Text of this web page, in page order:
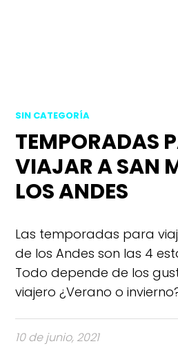
SIN CATEGORÍA
TEMPORADAS
VIAJAR A SAN
LOS ANDES
Las temporadas para
de los Andes son las 4
Todo depende de los
viajero ¿Verano o
10 de junio, 2021